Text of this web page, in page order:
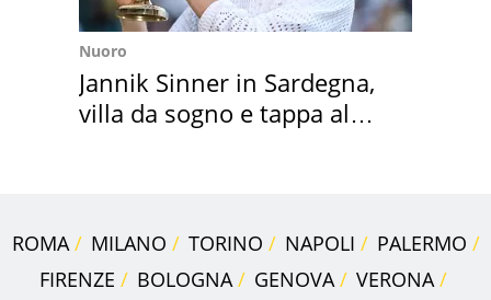
Nuoro
Jannik Sinner in Sardegna,
villa da sogno e tappa al
ROMA MILANO TORINO NAPOLI
PALERMO
FIRENZE
BOLOGNA GENOVA
VERONA